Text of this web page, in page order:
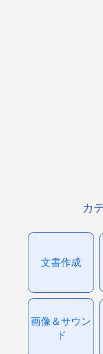
カ
文書作成
画像＆サウン
ド